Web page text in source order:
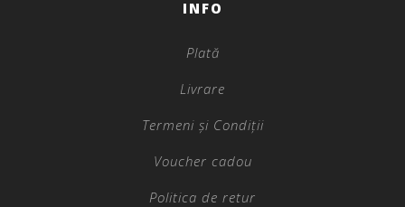
INFO
Plată
Livrare
Termeni și Condiții
Voucher cadou
Politica de retur